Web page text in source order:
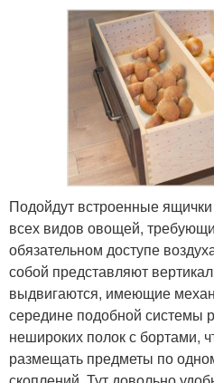
Подойдут встроенные
всех видов овощей,
обязательном доступе
собой представляют
выдвигаются, имеющие
середине подобной системы
нешироких полок с бортами,
размещать предметы по